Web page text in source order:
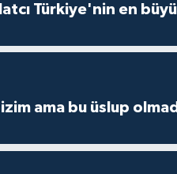
Türkiye'nin en
ama bu üslup